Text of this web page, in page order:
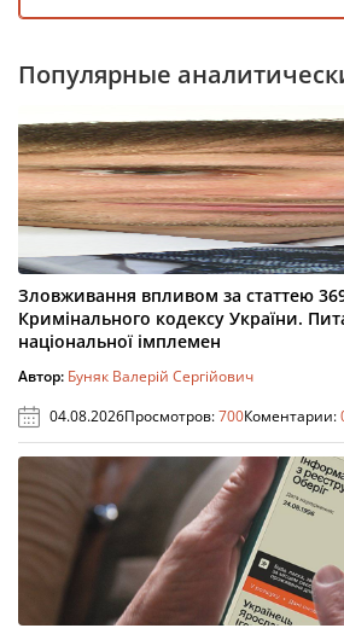
Популярные
Зловживання впливом за статтею
Кримінального кодексу України.
національної імплемен
Автор: Буняк Валерій Сергійович
04.08.2026Просмотров:700Коментарии: